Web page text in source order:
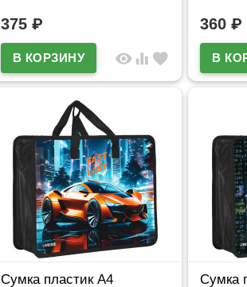
375 ₽
visibility equalizer favorite
360 ₽
Сумка пластик А4
Сумка